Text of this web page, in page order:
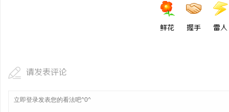
鲜花 握手 雷人
请发表评论